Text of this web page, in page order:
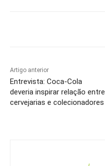
Artigo anterior
Entrevista: Coca-Cola
deveria inspirar relação entre
cervejarias e colecionadores